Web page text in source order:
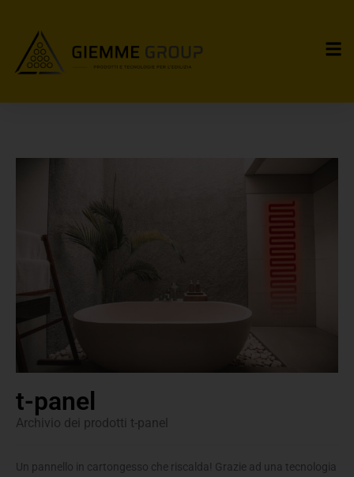
t-panel
Archivio dei prodotti t-panel
Un pannello in cartongesso che riscalda! Grazie ad una tecnologia